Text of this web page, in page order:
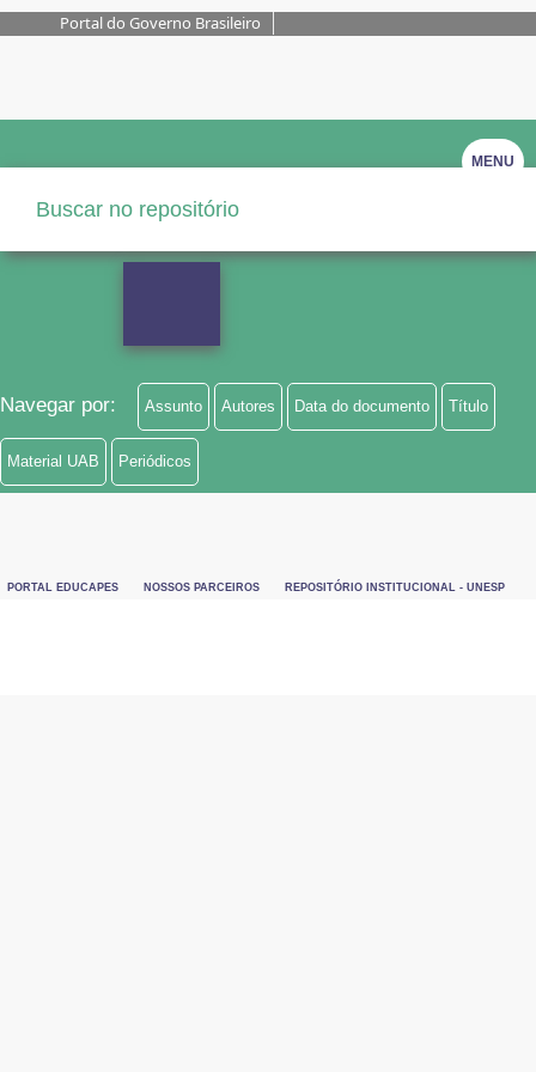
Portal do Governo Brasileiro
MENU
Navegar por: Assunto Autores Data do documento Título
Material UAB Periódicos
PORTAL EDUCAPES NOSSOS PARCEIROS REPOSITÓRIO INSTITUCIONAL - UNESP